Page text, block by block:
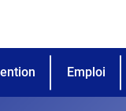
Emploi